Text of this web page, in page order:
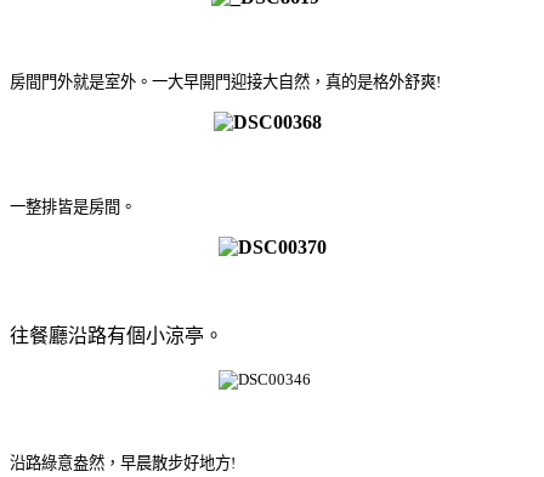
房間門外就是室外。一大早開門迎接大自然，真的是格外舒爽!
一整排皆是房間。
往餐廳沿路有個小涼亭。
沿路綠意盎然，早晨散步好地方!